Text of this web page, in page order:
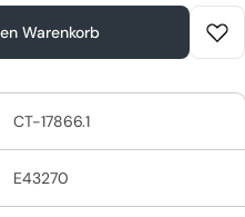
Professionnel Serie
Professionnel
Warenkorb
CT-17866.1
E43270